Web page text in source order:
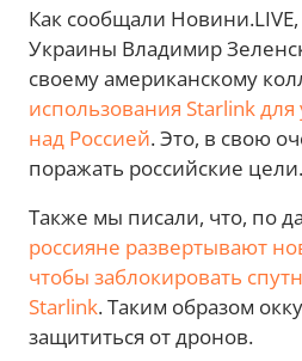
Как сообщали
Украины Владимир
своему американскому
использования Starlink
над Россией. Это, в свою
поражать российские цели.
Также мы писали, что, по
россияне развертывают
чтобы заблокировать
Starlink. Таким образом
защититься от дронов.